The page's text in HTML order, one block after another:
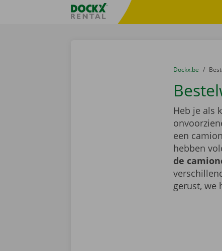
Taalselectie overslaanFratello DEMO
U bevindt zich
van
Dockx.be naar
Heb je als
een
hebben
de
gerust, we